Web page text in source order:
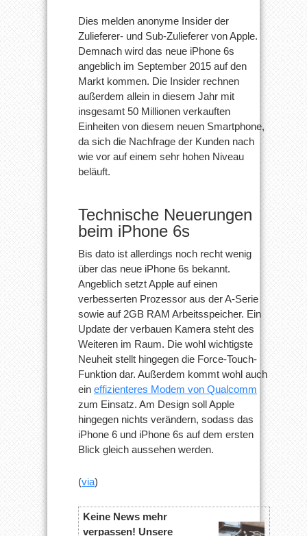
Dies melden anonyme Insider der
Zulieferer- und Sub-Zulieferer von Apple.
Demnach wird das neue iPhone 6s
angeblich im September 2015 auf den
Markt kommen. Die Insider rechnen
außerdem allein in diesem Jahr mit
insgesamt 50 Millionen verkauften
Einheiten von diesem neuen Smartphone,
da sich die Nachfrage der Kunden nach
wie vor auf einem sehr hohen Niveau
beläuft.
Technische Neuerungen
beim iPhone 6s
Bis dato ist allerdings noch recht wenig
über das neue iPhone 6s bekannt.
Angeblich setzt Apple auf einen
verbesserten Prozessor aus der A-Serie
sowie auf 2GB RAM Arbeitsspeicher. Ein
Update der verbauen Kamera steht des
Weiteren im Raum. Die wohl wichtigste
Neuheit stellt hingegen die Force-Touch-
Funktion dar. Außerdem kommt wohl auch
ein effizienteres Modem von Qualcomm
zum Einsatz. Am Design soll Apple
hingegen nichts verändern, sodass das
iPhone 6 und iPhone 6s auf dem ersten
Blick gleich aussehen werden.
(via)
Keine News mehr
verpassen! Unsere